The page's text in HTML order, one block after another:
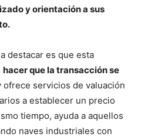
y orientación a sus
destacar es que esta
hacer que la transacción se
ofrece servicios de valuación
a establecer un precio
tiempo, ayuda a aquellos
naves industriales con